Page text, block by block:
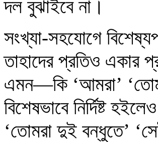
দল বুঝাইবে না।
সংখ্যা-সহযোগে
তাহাদের প্রতিও একার
এমন—কি ‘আমরা’
বিশেষভাবে নির্দিষ্ট
‘তোমরা দুই বন্ধুতে’